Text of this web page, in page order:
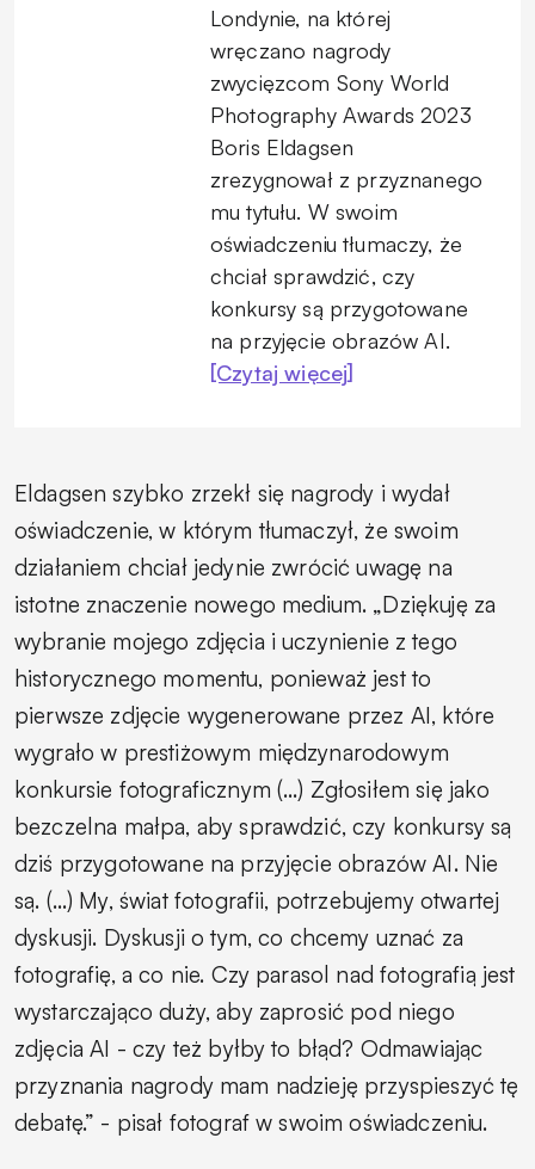
Londynie, na której
wręczano nagrody
zwycięzcom Sony World
Photography Awards 2023
Boris Eldagsen
zrezygnował z przyznanego
mu tytułu. W swoim
oświadczeniu tłumaczy, że
chciał sprawdzić, czy
konkursy są przygotowane
na przyjęcie obrazów AI.
[Czytaj więcej]
Eldagsen szybko zrzekł się nagrody i wydał
oświadczenie, w którym tłumaczył, że swoim
działaniem chciał jedynie zwrócić uwagę na
istotne znaczenie nowego medium. „Dziękuję za
wybranie mojego zdjęcia i uczynienie z tego
historycznego momentu, ponieważ jest to
pierwsze zdjęcie wygenerowane przez AI, które
wygrało w prestiżowym międzynarodowym
konkursie fotograficznym (…) Zgłosiłem się jako
bezczelna małpa, aby sprawdzić, czy konkursy są
dziś przygotowane na przyjęcie obrazów AI. Nie
są. (…) My, świat fotografii, potrzebujemy otwartej
dyskusji. Dyskusji o tym, co chcemy uznać za
fotografię, a co nie. Czy parasol nad fotografią jest
wystarczająco duży, aby zaprosić pod niego
zdjęcia AI - czy też byłby to błąd? Odmawiając
przyznania nagrody mam nadzieję przyspieszyć tę
debatę.” - pisał fotograf w swoim oświadczeniu.